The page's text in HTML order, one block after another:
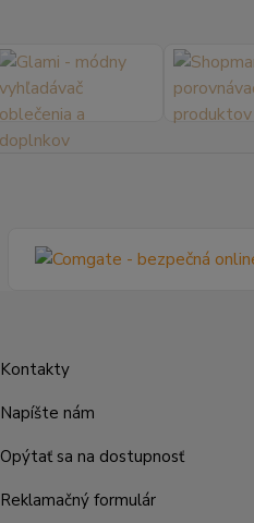
Kontakty
Napíšte nám
Opýtať sa na dostupnosť
Reklamačný formulár